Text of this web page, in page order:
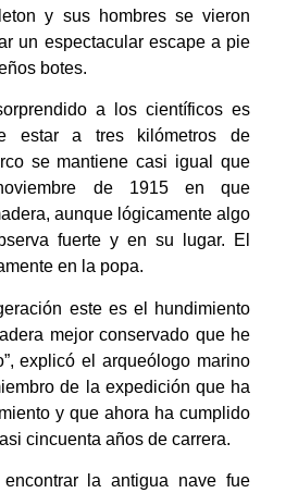
y sus hombres se vieron
un espectacular escape a pie
botes.
a los científicos es
estar a tres kilómetros de
se mantiene casi igual que
de 1915 en que
aunque lógicamente algo
fuerte y en su lugar. El
en la popa.
este es el hundimiento
mejor conservado que he
explicó el arqueólogo marino
de la expedición que ha
y que ahora ha cumplido
cincuenta años de carrera.
la antigua nave fue